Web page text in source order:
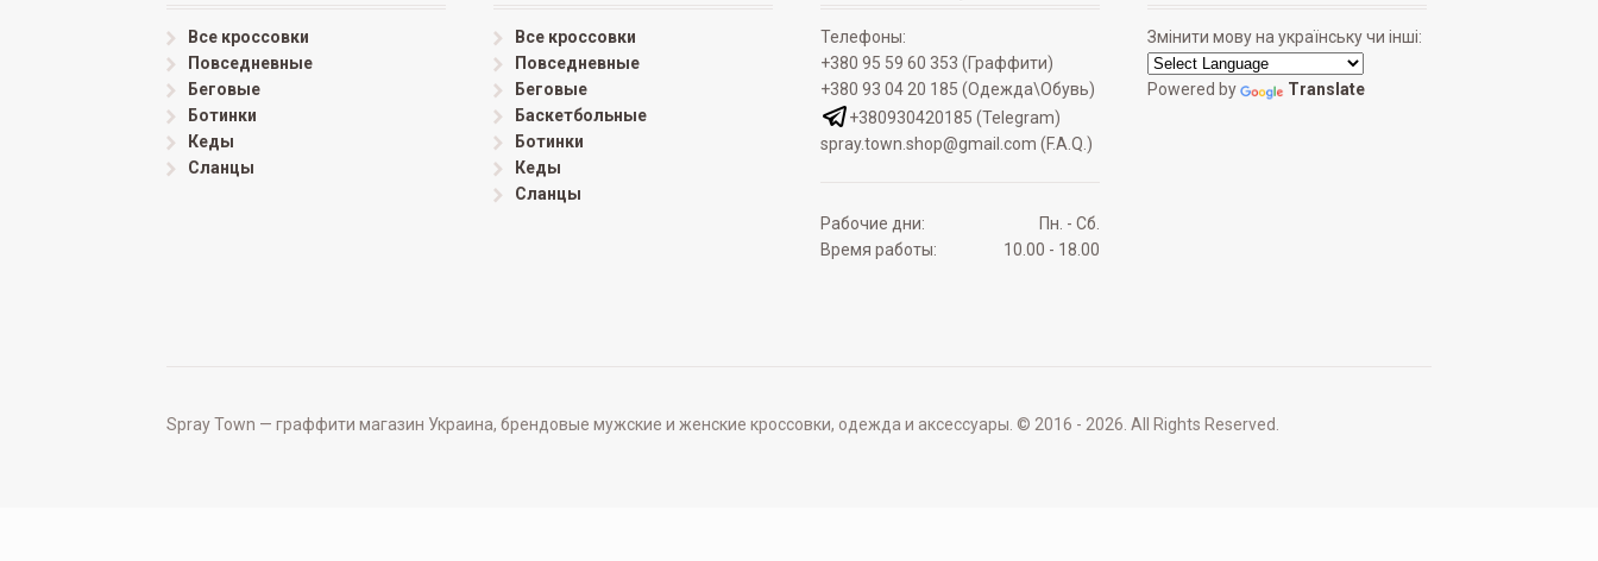
Все кроссовки
Повседневные
Беговые
Ботинки
Кеды
Сланцы
Все кроссовки
Повседневные
Беговые
Баскетбольные
Ботинки
Кеды
Сланцы
Телефоны:
+380 95 59 60 353 (Граффити)
+380 93 04 20 185 (Одежда\Обувь)
+380930420185 (Telegram)
spray.town.shop@gmail.com (F.A.Q.)
Рабочие дни:
Пн. - Сб.
Время работы:
10.00 - 18.00
Змінити мову на українську чи інші:
Powered by Translate
Spray Town — граффити магазин Украина, брендовые мужские и женские кроссовки, одежда и аксессуары. © 2016 - 2026. All Rights Reserved.